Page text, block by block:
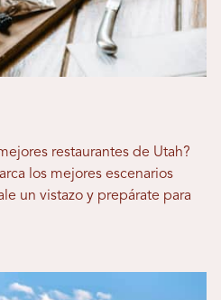
restaurantes de Utah?
los mejores escenarios
un vistazo y prepárate para